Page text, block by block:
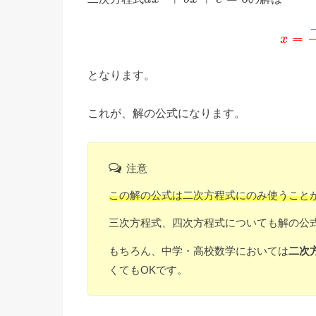
x =
となります。
これが、解の公式になります。
注意
この解の公式は二次方程式にのみ使うこと
三次方程式、四次方程式についても解の
もちろん、中学・高校数学においては二次
くてもOKです。